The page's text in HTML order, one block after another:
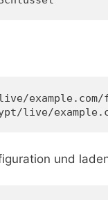
example.com/
live/
und